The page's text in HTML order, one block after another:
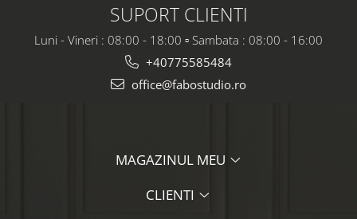
SUPORT CLIENTI
Luni - Vineri : 08:00 - 18:00 ▫️ Sambata : 08:00 - 16:00
+40775585484
office@fabostudio.ro
MAGAZINUL MEU
CLIENTI